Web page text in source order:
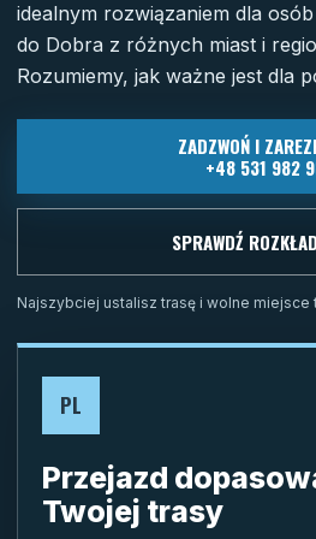
idealnym rozwiązaniem dla
do Dobra z różnych miast i
Rozumiemy, jak ważne jest dla
ZADZWOŃ I
+48 531 982
SPRAWDŹ
Najszybciej ustalisz trasę i wolne
PL
Przejazd
Twojej trasy